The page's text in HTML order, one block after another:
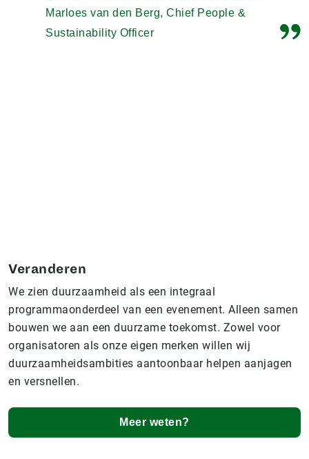
Marloes van den Berg, Chief People &
Sustainability Officer
Veranderen
We zien duurzaamheid als een integraal
programmaonderdeel van een evenement. Alleen samen
bouwen we aan een duurzame toekomst. Zowel voor
organisatoren als onze eigen merken willen wij
duurzaamheidsambities aantoonbaar helpen aanjagen
en versnellen.
Meer weten?